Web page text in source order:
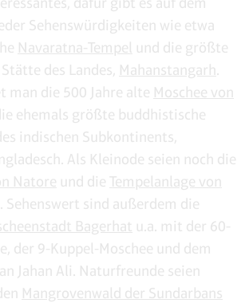
Sehenswürdigkeiten wie etwa
Navaratna-Tempel und die größte
des Landes, Mahanstangarh
man die 500 Jahre alte Moschee von
ehemals größte buddhistische
indischen Subkontinents,
Als Kleinode seien noch die
Natore und die Tempelanlage von
Sehenswert sind außerdem die
Bagerhat u.a. mit der 60-
der 9-Kuppel-Moschee und dem
Jahan Ali. Naturfreunde seien
Mangrovenwald der Sundarbans